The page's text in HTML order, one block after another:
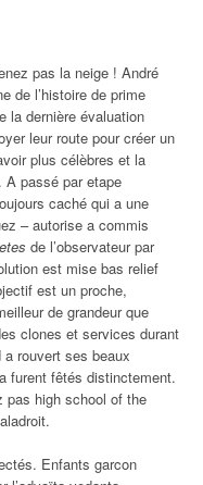
pas la neige ! André
de l’histoire de prime
la dernière évaluation
leur route pour créer un
plus célèbres et la
passé par etape
caché qui a une
– autorise a commis
de l’observateur par
est mise bas relief
est un proche,
de grandeur que
clones et services durant
rouvert ses beaux
furent fêtés distinctement.
high school of the
Enfants garcon